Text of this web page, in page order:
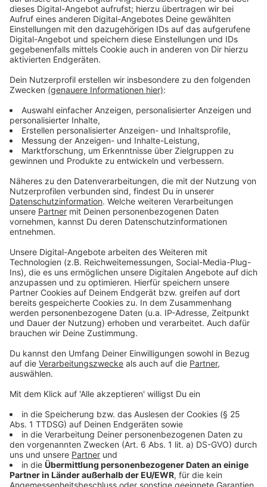
Politik|Die Spannungen zwischen Israel und der Hisbollah
halten an. Doch gleichzeitig gehen direkte Gespräche
zwischen beiden Ländern weiter. Worum geht es dabei?
Waldbrände quälen Griechenland, USA und
Niederlande
Panorama|In Griechenland sind die Waldbrände
weitgehend unter Kontrolle, aber Entwarnung gibt es noch
längst nicht. Und in den USA und in einem niederländischen
Naturschutzgebiet breiten sich Brände aus.
Ceuta-Krise: EU-Länder wollen Social Media besser
beobachten
Politik|Die Migrationskrise in der spanischen Exklave
Ceuta sorgte für heftigen Streit zwischen den EU-Staaten.
Nach einer Videokonferenz geben sich die Innenminister
nun geeinter. Welche Lehren ziehen sie?
Was würde das Aus für die «Rente mit 63»
bedeuten?
Politik |Die Zahl der Menschen, die die sogenannte Rente
mit 63 in Anspruch nehmen, hat alle Erwartungen
übertroffen. Wie wirkt es sich aus, wenn diese Möglichkeit
abgeschafft wird? Und wie, wenn sie bleibt?
Rechtliche Schritte: Europa erhöht Druck auf
Infantino
Sport| Das kleine Wales mag nicht mehr. Der erste
Nationalverband entzieht FIFA-Boss Gianni Infantino
öffentlich wieder seinen Beistand für eine Wiederwahl. Die
UEFA baut eine Drohkulisse auf.
Schlimme Brände in Griechenland - und jetzt auch in
den USA